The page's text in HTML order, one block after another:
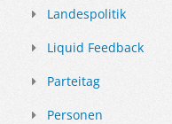
Landespolitik
Liquid Feedback
Parteitag
Personen